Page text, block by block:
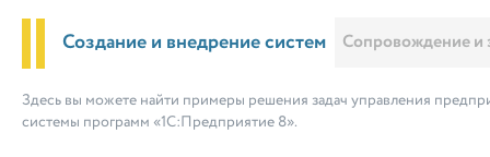
Создание и внедрение систем Сопровождение и
Здесь вы можете найти примеры решения задач управления
системы программ «1С:Предприятие 8».